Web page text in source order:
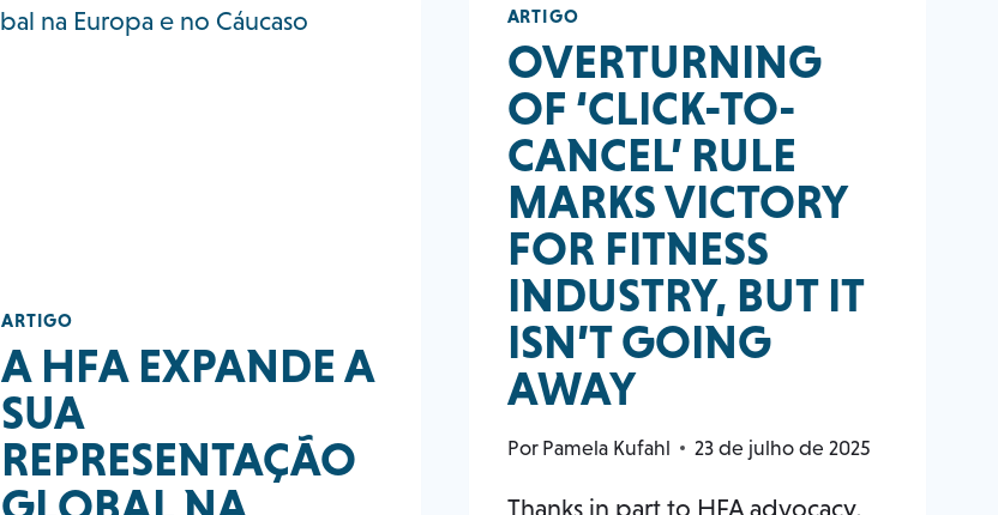
DA
FAMA
O
PRIMEIRO
NOMEADO
NA
CLASSE
DE
2026
DO
HALL
DA
FAMA
DA
ARTIGO
A HFA EXPANDE A
SUA
REPRESENTAÇÃO
ARTIGO
OVERTURNING
OF ‘CLICK-TO-
CANCEL’ RULE
MARKS VICTORY
FOR FITNESS
INDUSTRY, BUT IT
ISN’T GOING
AWAY
Por Pamela Kufahl 23 de julho de 2025
Thanks in part to HFA advocacy,